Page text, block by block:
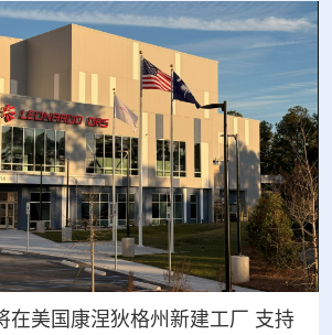
在美国康涅狄格州新建工厂 支持